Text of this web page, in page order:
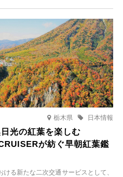
ど、多彩な魅力が満載です。黒川温
してみてください。
栃木県 日本情報
光の紅葉を楽しむ
が紡ぐ早朝紅葉鑑
る新たな二次交通サービスとして、